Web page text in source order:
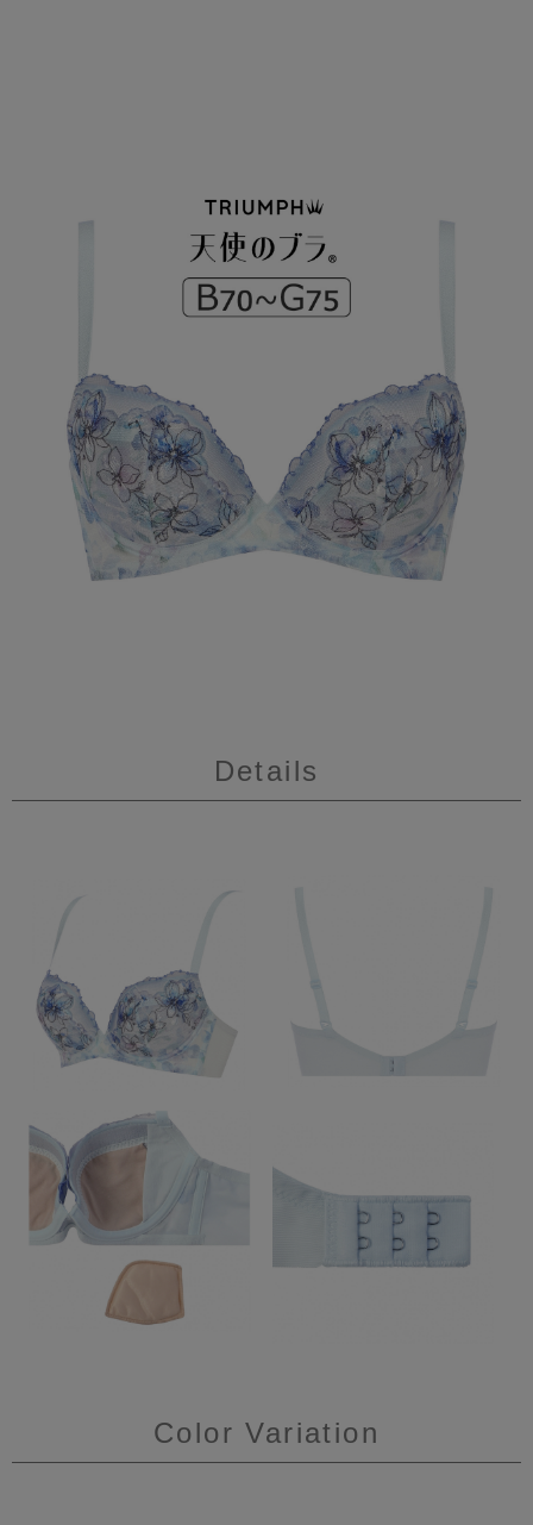
Details
Color Variation